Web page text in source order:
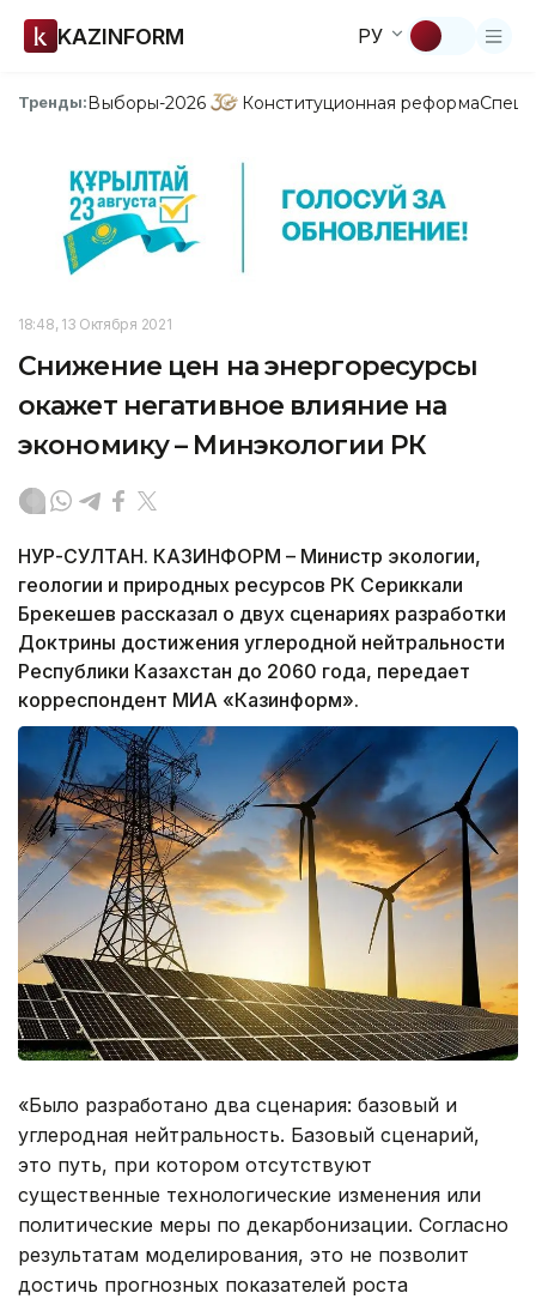
KAZINFORM РУ
Тренды:Выборы-2026 Конституционная реформа
18:48, 13 Октября 2021
Снижение цен на энергоресурсы
окажет негативное влияние на
экономику – Минэкологии РК
НУР-СУЛТАН. КАЗИНФОРМ – Министр экологии,
геологии и природных ресурсов РК Сериккали
Брекешев рассказал о двух сценариях разработки
Доктрины достижения углеродной нейтральности
Республики Казахстан до 2060 года, передает
корреспондент МИА «Казинформ».
«Было разработано два сценария: базовый и
углеродная нейтральность. Базовый сценарий,
это путь, при котором отсутствуют
существенные технологические изменения или
политические меры по декарбонизации. Согласно
результатам моделирования, это не позволит
достичь прогнозных показателей роста